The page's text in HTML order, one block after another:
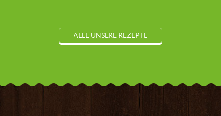
ALLE UNSERE REZEPTE